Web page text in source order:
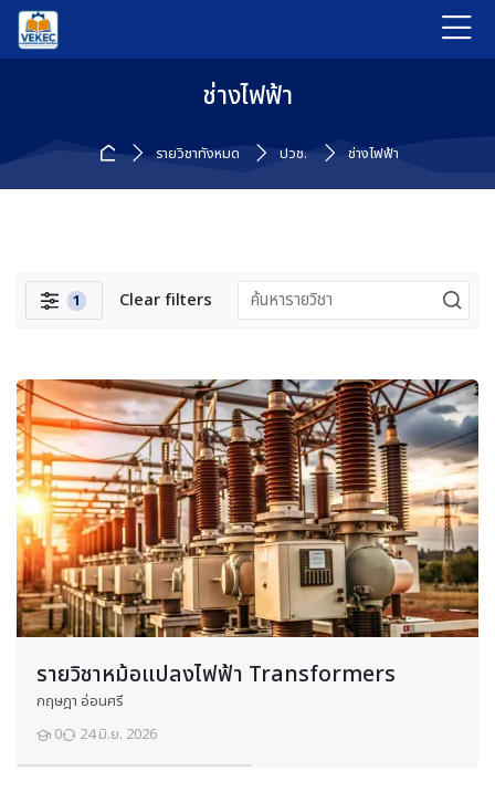
Skip to navigation
Skip to login form
ข้ามไปที่เนื้อหาหลัก
Skip to accessibility options
Skip to footer
Skip accessibility options
ช่างไฟฟ้า
หน้าหลักรายวิชาทั้งหมด ปวช. ช่างไฟฟ้า
รายวิชาหม้อแปลงไฟฟ้า Transformers
กฤษฎา อ่อนศรี
0
นักเรียน 24 มิ.ย. 2026
ตัวกรอง
1 Clear filters
บล็อค
ข้าม {$ a}
Navigation
หน้าหลัก
วิชาเรียนของฉัน
วิชาเรียนของฉัน
รายวิชาทั้งหมด
ปวช.
ช่างยนต์
ช่างเชื่อมโลหะ
Transformers
อิเล็กทรอนิกส์